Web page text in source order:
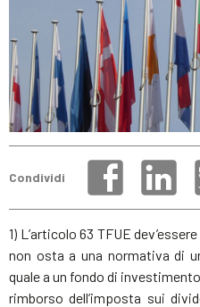
Condividi
1) L’articolo 63 TFUE
non osta a una normativa di
quale a un fondo di
rimborso dell’imposta sui